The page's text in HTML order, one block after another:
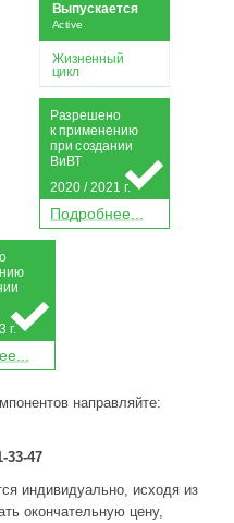
Жизненный
цикл
Active
Выпускается
Подробнее...
Разрешено
к применению
присоздании
Ви ВТ
2020 / 2021 г.
г.
направляйте:
33-47
индивидуально, исходя из
окончательную цену,